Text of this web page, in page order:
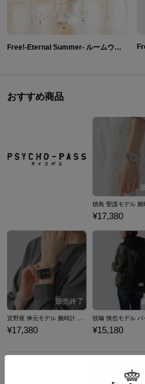
Free!-Eternal Summer- ルームウェア 部屋着 オールインワン
おすすめ商品
¥17,380
¥17,380 ¥15,180